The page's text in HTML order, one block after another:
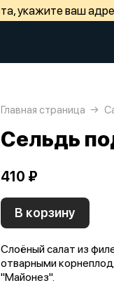
укажите ваш
Главная страница
Сельдь
410 ₽
В корзину
Слоёный салат из
отварными
"Майонез".